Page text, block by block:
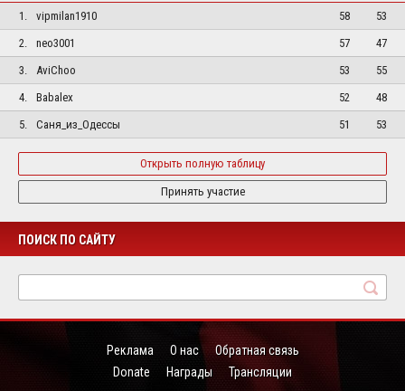
1.
vipmilan1910 58
53
2.
neo3001 57
47
3.
AviChoo 53
55
4.
Babalex 52
48
5.
Саня_из_Одессы 51 53
Открыть полную таблицу
Принять участие
ПОИСК ПО САЙТУ
Реклама О нас
Обратная связь
Donate
Награды Трансляции